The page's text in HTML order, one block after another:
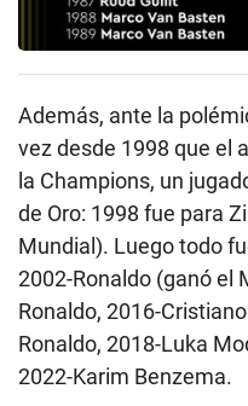
Además, ante la
vez desde 1998 que el
la Champions, un
de Oro: 1998 fue para
Mundial). Luego todo
2002-Ronaldo (ganó el
Ronaldo, 2016-
Ronaldo, 2018-Luka
2022-Karim Benzema.